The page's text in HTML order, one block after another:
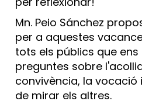
Mn. Peio Sánchez
per a aquestes
tots els públics que
preguntes sobre
convivència, la
de mirar els altres.